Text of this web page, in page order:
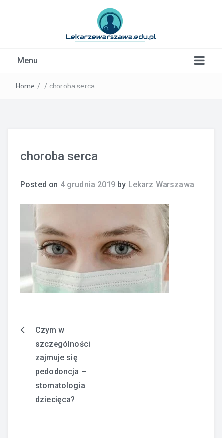
Menu
Home / / choroba serca
choroba serca
Posted on 4 grudnia 2019by Lekarz Warszawa
Nawigacja
wpisu
Czym w
szczególności
zajmuje się
pedodoncja –
stomatologia
dziecięca?